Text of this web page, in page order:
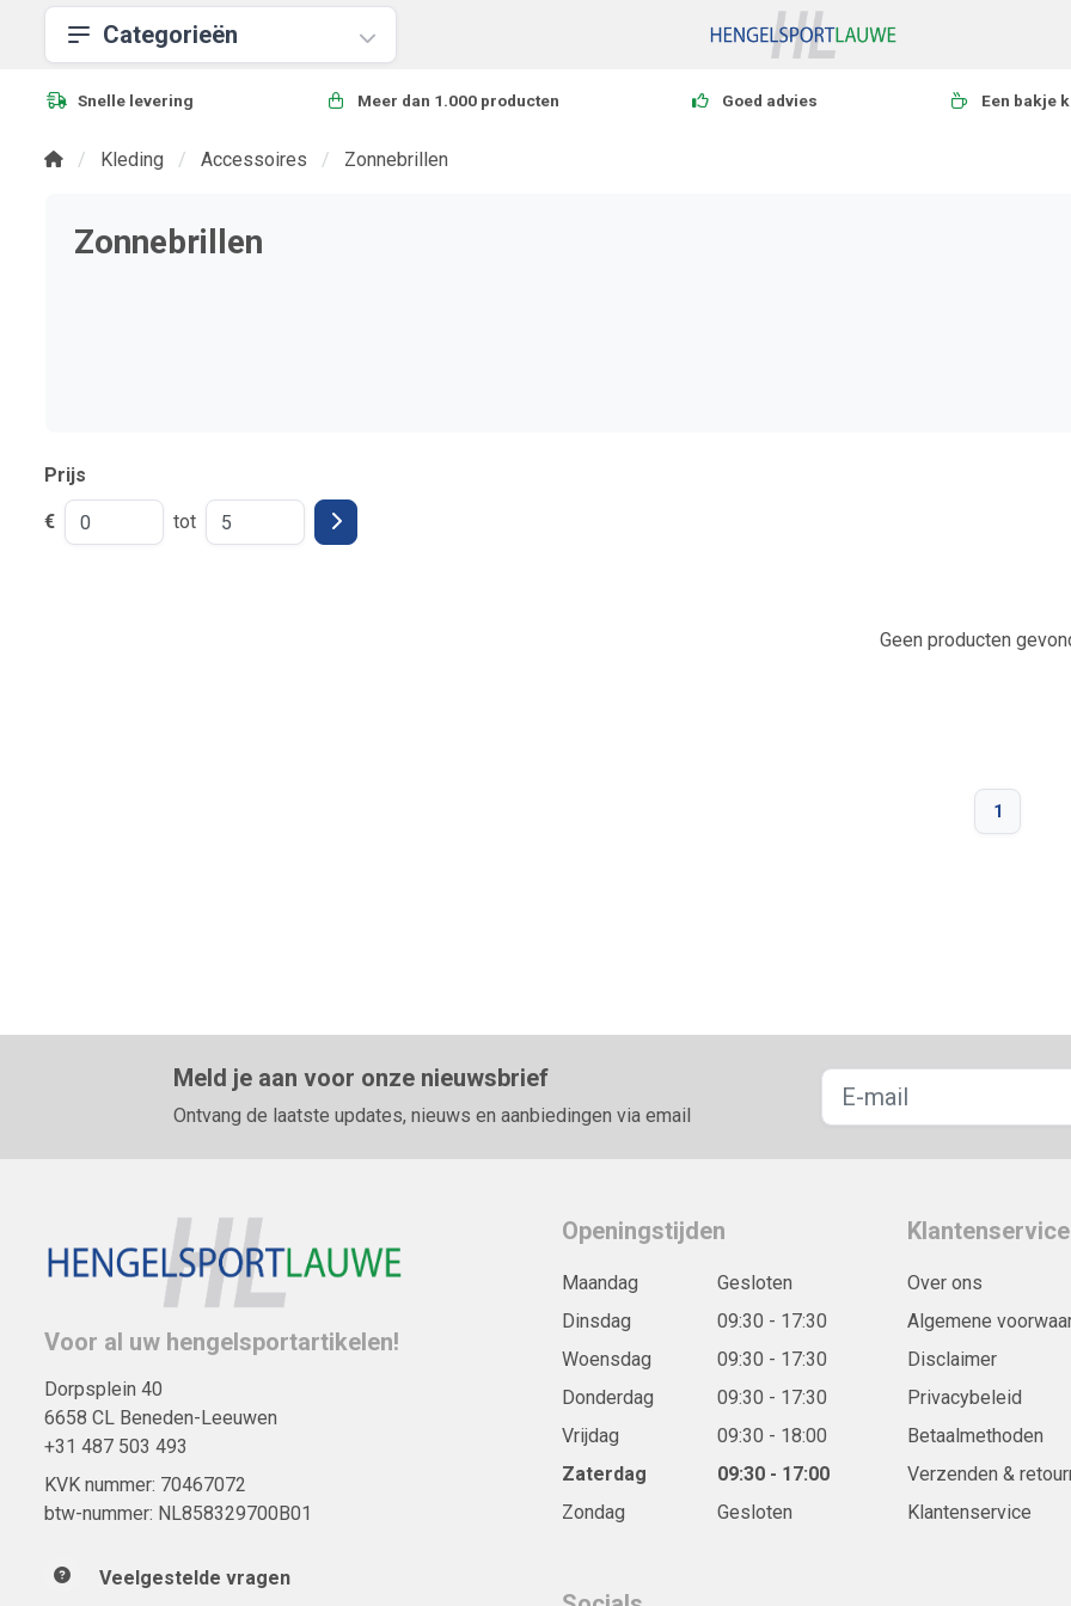
Categorieën
Snelle levering Meer dan 1.000 producten Goed advies Een bakje
Kleding Accessoires Zonnebrillen
Zonnebrillen
Prijs
€ tot
Geen producten
1
Meld je aan voor onze nieuwsbrief
Ontvang de laatste updates, nieuws en aanbiedingen via email
Voor al uw hengelsportartikelen!
Dorpsplein 40
6658 CL Beneden-Leeuwen
+31 487 503 493
KVK nummer: 70467072
btw-nummer: NL858329700B01
Veelgestelde vragen
Openingstijden
Maandag
Gesloten
Dinsdag
09:30 - 17:30
Woensdag
09:30 - 17:30
Donderdag
09:30 - 17:30
Vrijdag
09:30 - 18:00
Zaterdag
09:30 - 17:00
Zondag
Gesloten
Klantenservice
Over ons
Algemene
Disclaimer
Privacybeleid
Betaalmethoden
Verzenden &
Klantenservice